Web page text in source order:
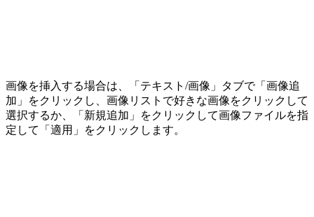
画像を挿入する場合は、「テキスト/画像」タブで「画像追
加」をクリックし、画像リストで好きな画像をクリックして
選択するか、「新規追加」をクリックして画像ファイルを指
定して「適用」をクリックします。